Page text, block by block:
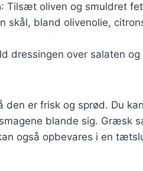
: Tilsæt oliven og smuldret
skål, bland olivenolie,
dressingen over salaten
den er frisk og sprød. Du
blande sig. Græsk
også opbevares i en